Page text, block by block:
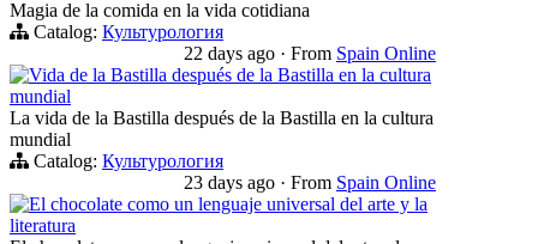
Magia de la comida en la vida cotidiana
Catalog: Культурология
22 days ago · From Spain Online
Vida de la Bastilla después de la Bastilla en la cultura
mundial
La vida de la Bastilla después de la Bastilla en la cultura
mundial
Catalog: Культурология
23 days ago · From Spain Online
El chocolate como un lenguaje universal del arte y la
literatura